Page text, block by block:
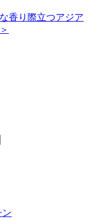
香り際立つアジア
ン